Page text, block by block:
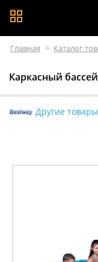
Главная > Каталог
Каркасный
Другие